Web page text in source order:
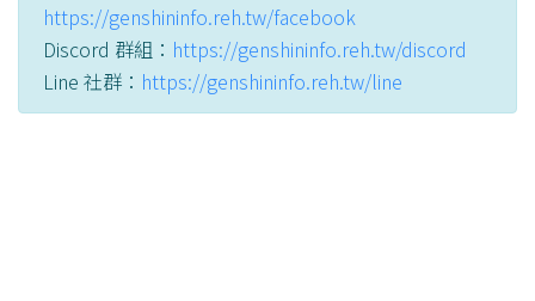
https://genshininfo.reh.tw/facebook
Discord 群組： https://genshininfo.reh.tw/discord
Line 社群： https://genshininfo.reh.tw/line